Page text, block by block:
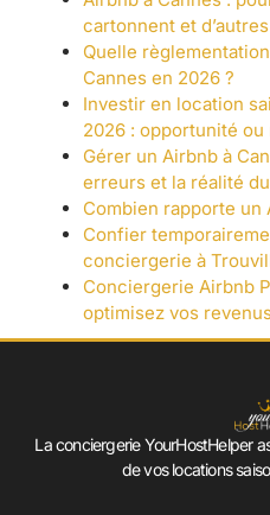
cartonnent et
Quelle
Cannes en 2026 ?
Investir en location
2026 : opportunité ou
Gérer un Airbnb à
erreurs et la réalité
Combien rapporte un
Confier
conciergerie à
Conciergerie Airbnb
optimisez vos
La conciergerie YourHostHelper
de vos locations